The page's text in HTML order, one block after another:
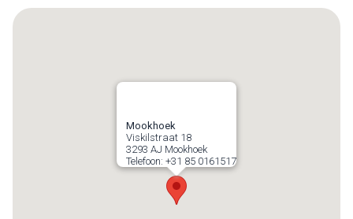
Mookhoek
Viskilstraat 18
3293 AJ Mookhoek
Telefoon: +31 85 0161517